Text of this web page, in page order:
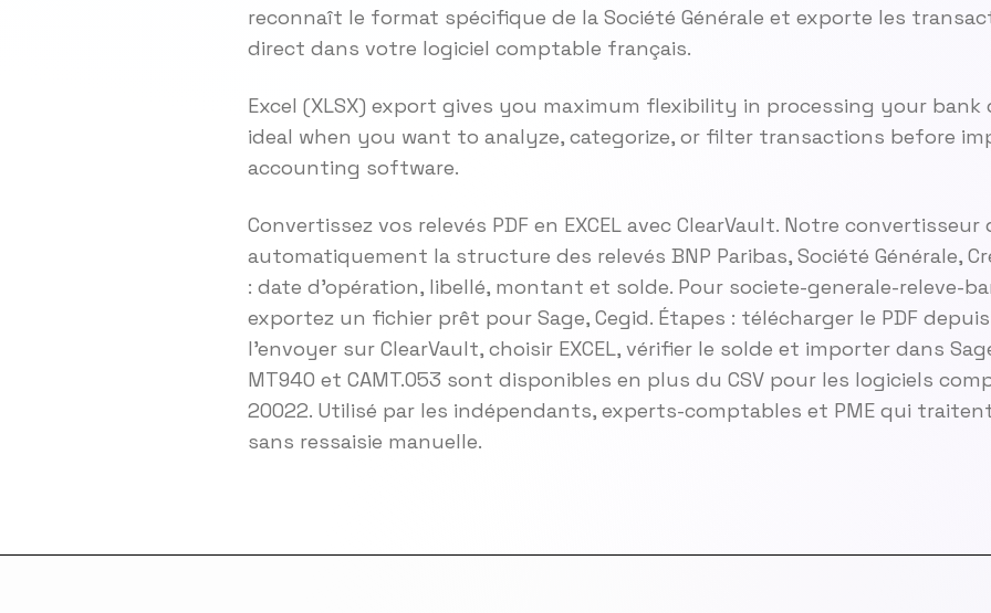
reconnaît le format spécifique de la Société Générale et exporte les
direct dans votre logiciel comptable français.
Excel (XLSX) export gives you maximum flexibility in processing your bank
ideal when you want to analyze, categorize, or filter transactions before
accounting software.
Convertissez vos relevés PDF en EXCEL avec ClearVault. Notre
automatiquement la structure des relevés BNP Paribas, Société Générale,
: date d'opération, libellé, montant et solde. Pour societe-generale-releve-
exportez un fichier prêt pour Sage, Cegid. Étapes : télécharger le PDF
l'envoyer sur ClearVault, choisir EXCEL, vérifier le solde et importer dans
MT940 et CAMT.053 sont disponibles en plus du CSV pour les logiciels
20022. Utilisé par les indépendants, experts-comptables et PME qui
sans ressaisie manuelle.